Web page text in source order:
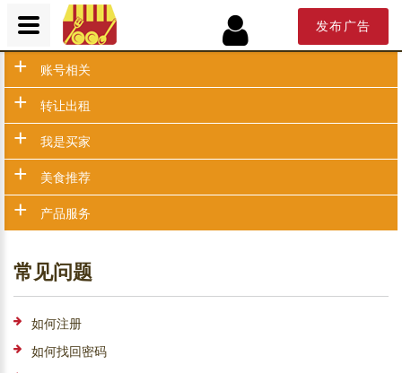
+ 账号相关
+ 转让出租
+ 我是买家
+ 美食推荐
+ 产品服务
常见问题
如何注册
如何找回密码
发布广告